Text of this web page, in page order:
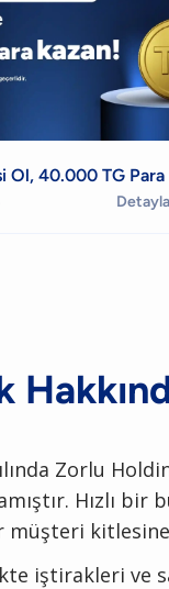
Ol, 40.000 TG Para
Zorlu
Hızlı bir
kitlesine
iştirakleri ve